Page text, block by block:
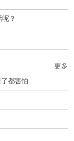
？
都害怕
更多